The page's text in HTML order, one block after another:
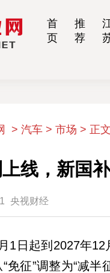
首
页
推
荐
> 汽车 > 市场 > 正文
线，新国
央视财经
1日起到2027年
免征”调整为“减